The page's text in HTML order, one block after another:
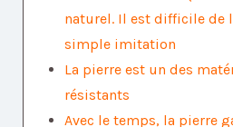
naturel. Il est difficile de
simple imitation
La pierre est un des
résistants
Avec le temps, la pierre